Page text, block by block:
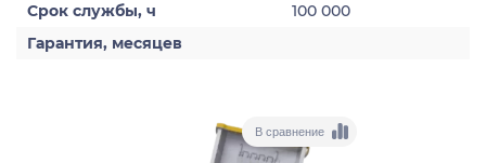
Срок службы, ч
100 000
Гарантия, месяцев
В сравнение